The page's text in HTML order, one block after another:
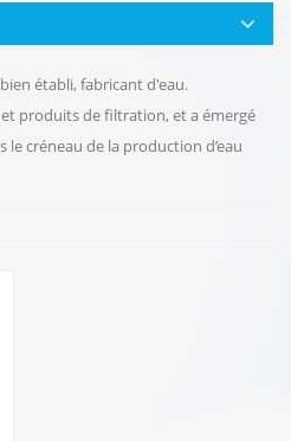
établi, fabricant d'eau.
produits de filtration, et a émergé
créneau de la production d’eau